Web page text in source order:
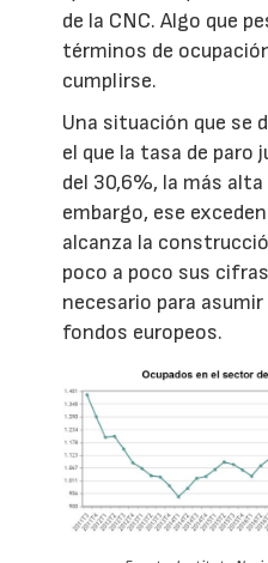
de la CNC. Algo que
términos de
cumplirse.
Una situación que se
el que la tasa de paro
del 30,6%, la más
embargo, ese
alcanza la
poco a poco sus
necesario para
fondos europeos.